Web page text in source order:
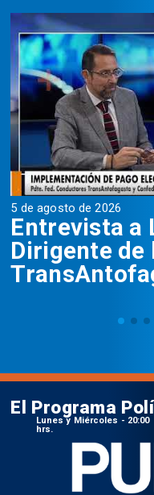
5 de agosto de 2026
Entrevista a
Dirigente de
El Programa
Lunes y Miércoles - 20:00
hrs.